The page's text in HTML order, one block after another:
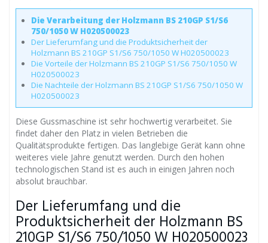
Die Verarbeitung der Holzmann BS 210GP S1/S6
750/1050 W H020500023
Der Lieferumfang und die Produktsicherheit der
Holzmann BS 210GP S1/S6 750/1050 W H020500023
Die Vorteile der Holzmann BS 210GP S1/S6 750/1050 W
H020500023
Die Nachteile der Holzmann BS 210GP S1/S6 750/1050 W
H020500023
Diese Gussmaschine ist sehr hochwertig verarbeitet. Sie
findet daher den Platz in vielen Betrieben die
Qualitätsprodukte fertigen. Das langlebige Gerät kann ohne
weiteres viele Jahre genutzt werden. Durch den hohen
technologischen Stand ist es auch in einigen Jahren noch
absolut brauchbar.
Der Lieferumfang und die
Produktsicherheit der Holzmann BS
210GP S1/S6 750/1050 W H020500023